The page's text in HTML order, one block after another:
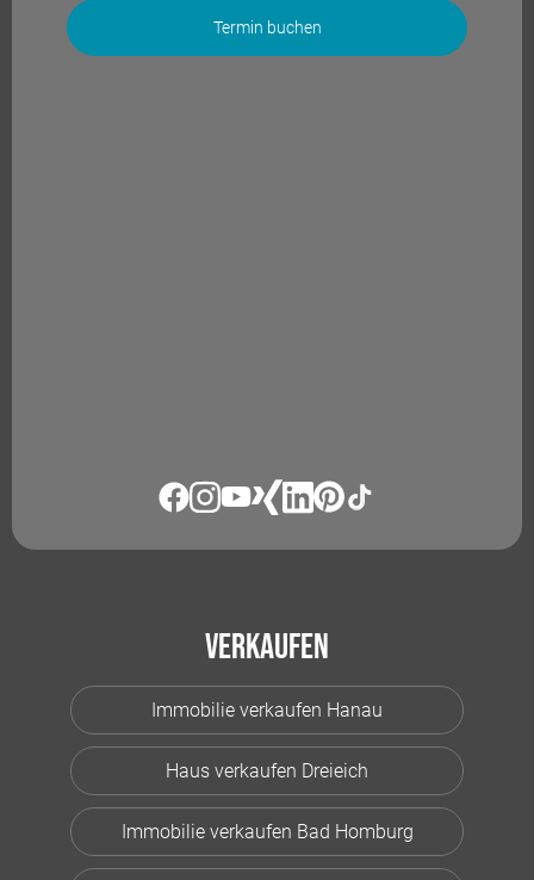
Termin buchen
Verkaufen
Immobilie verkaufen Hanau
Haus verkaufen Dreieich
Immobilie verkaufen Bad Homburg